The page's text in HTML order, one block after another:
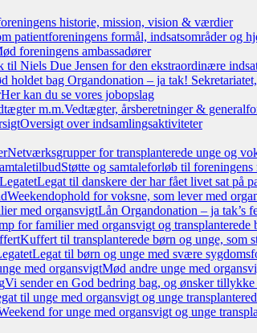
historie, mission, vision & værdier
patientforeningens formål, indsatsområder og
foreningens ambassadører
til Niels Due Jensen for den ekstraordinære
holdet bag Organdonation – ja tak!
Her kan du se vores jobopslag
m.m.Vedtægter, årsberetninger &
Oversigt over indsamlingsaktiviteter
Netværksgrupper for transplanterede unge og
Støtte og samtaleforløb til foreningens
Legat til danskere der har fået livet sat på
Weekendophold for voksne, som lever med
med organsvigtLån Organdonation – ja tak’s
for familier med organsvigt og transplanterede
Kuffert til transplanterede børn og unge, som
Legat til børn og unge med svære
med organsvigtMød andre unge med
Vi sender en God bedring bag, og ønsker
til unge med organsvigt og unge
for unge med organsvigt og unge